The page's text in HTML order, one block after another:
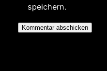
speichern.